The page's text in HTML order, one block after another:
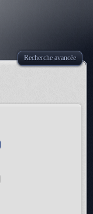
Recherche avancée